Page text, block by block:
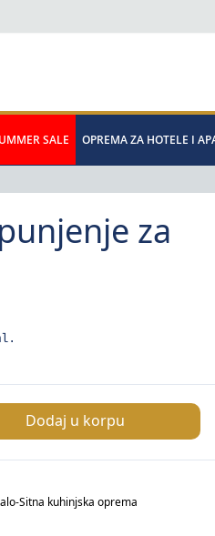
SALE OPREMA ZA HOTELE I
za
Dodaj u korpu
Sitna kuhinjska oprema